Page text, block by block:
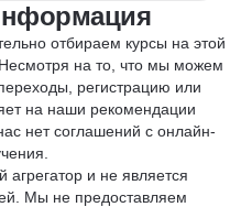
отбираем курсы на этой
на то, что мы можем
регистрацию или
на наши рекомендации
нет соглашений с онлайн-
и не является
Мы не предоставляем